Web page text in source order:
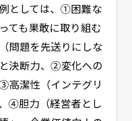
としては、①困難な
ても果敢に取り組む
問題を先送りにしな
決断力、②変化への
高潔性（インテグリ
④胆力（経営者とし